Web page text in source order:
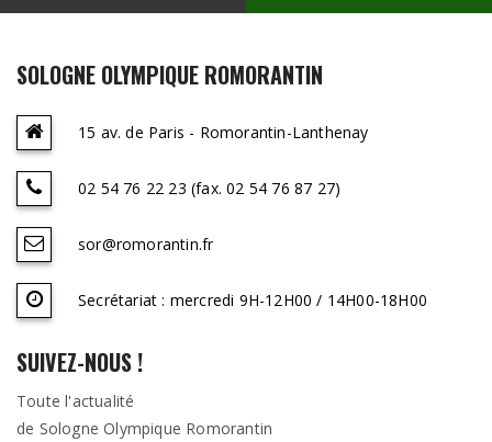
SOLOGNE OLYMPIQUE ROMORANTIN
15 av. de Paris - Romorantin-Lanthenay
02 54 76 22 23 (fax. 02 54 76 87 27)
sor@romorantin.fr
Secrétariat : mercredi 9H-12H00 / 14H00-18H00
SUIVEZ-NOUS !
Toute l'actualité
de Sologne Olympique Romorantin